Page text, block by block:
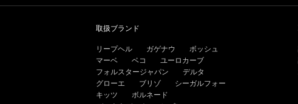
取扱ブランド
リープヘル ガゲナウ
ボッシュ
マーベ
ベコ
ユーロカーブ
フォルスタージャパン
デルタ
グローエ
ブリゾ
シーガルフォー
キッツ
ボルネード